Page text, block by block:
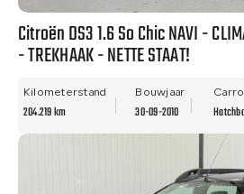
Citroën DS3 1.6 So Chic NAVI -
- TREKHAAK - NETTE STAAT!
Kilometerstand
204.219 km
Bouwjaar
30-09-2010